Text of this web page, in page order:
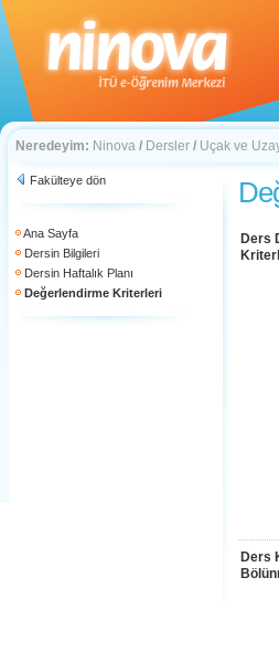
Neredeyim: Ninova / Dersler / Uçak ve
Fakülteye dön
Ana Sayfa
Dersin Bilgileri
Dersin Haftalık Planı
Değerlendirme Kriterleri
Ders
Ders